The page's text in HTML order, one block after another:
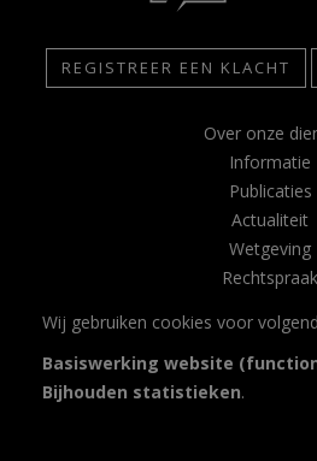
REGISTREER EEN KLACHT
Over onze
Informatie
Publicaties
Actualiteit
Wetgeving
Rechtspraak
Glossarium
Privacy
Disclaimer
Wij gebruiken cookies voor
Basiswerking website
Bijhouden statistieken.